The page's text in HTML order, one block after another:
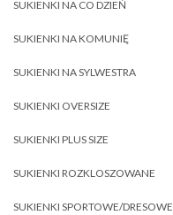
SUKIENKI NA CO DZIEŃ
SUKIENKI NA KOMUNIĘ
SUKIENKI NA SYLWESTRA
SUKIENKI OVERSIZE
SUKIENKI PLUS SIZE
SUKIENKI ROZKLOSZOWANE
SUKIENKI SPORTOWE/DRESOWE